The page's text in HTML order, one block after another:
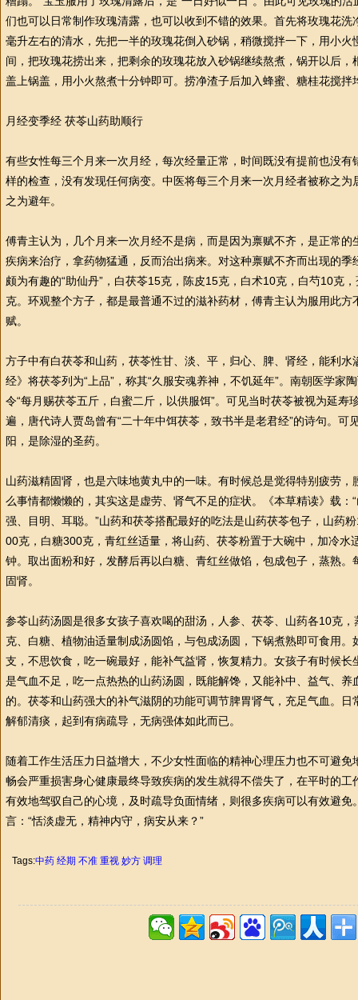
们也可以日常制作玫瑰清露，也可以收到不错的效果。首先将玫瑰花
毫升左右的清水，先把一半的玫瑰花倒入砂锅，稍微搅拌一下，用小火
间，把玫瑰花捞出来，把剩余的玫瑰花放入砂锅继续熬煮，锅开以后
盖上锅盖，用小火熬煮十分钟即可。捞净渣子后加入蜂蜜、糖桂花搅拌
月经变季经 茯苓山药助顺行
有些女性每三个月来一次月经，每次经量正常，时间既没有提前也没有
样的检查，没有发现任何病变。 中医将每三个月来一次月经者被称之为
之为避年。
傅青主认为，几个月来一次月经不是病，而是因为禀赋不齐，是正常的
疾病来治疗 ，拿药物猛通，反而治出病来。对这种禀赋不齐而出现的
颇为有趣的“助仙丹”，白茯苓15克，陈皮15克，白术10克，白芍10克
克。环观整个方子，都是最普通不过的滋补药材，傅青主认为服用此方
赋。
方子中有白茯苓和山药，茯苓性甘、淡、平，归心、脾、肾经，能利水
经》将茯苓列为“上品”，称其“久服安魂养神，不饥延年”。南朝医学家
令“每月赐茯苓五斤，白蜜二斤，以供服饵”。可见当时茯苓被视为延寿
遍，唐代诗人贾岛曾有“二十年中饵茯苓，致书半是老君经”的诗句。可
阳，是除湿的圣药。
山药滋精固肾，也是六味地黄丸中的一味。有时候总是觉得特别疲劳
么事情都懒懒的，其实这是虚劳、肾气不足的症状。《本草精读》载：
强、目明、耳聪。”山药和茯苓搭配最好的吃法是山药茯苓包子，山药
00克，白糖300克，青红丝适量，将山药、茯苓粉置于大碗中，加冷水
钟。取出面粉和好，发酵后再以白糖、青红丝做馅，包成包子，蒸熟。
固肾。
参苓山药汤圆是很多女孩子喜欢喝的甜汤，人参、茯苓、山药各10克
克、白糖、植物油适量制成汤圆馅，与包成汤圆，下锅煮熟即可食用。
支，不思饮食，吃一碗最好，能补气益肾，恢复精力。女孩子有时候长
是气血不足，吃一点热热的山药汤圆，既能解馋，又能补中、益气、养
的。茯苓和山药强大的补气滋阴的功能可调节脾胃肾气，充足气血。
解郁清痰，起到有病疏导，无病强体如此而已。
随着工作生活压力日益增大，不少女性面临的精神心理压力也不可避免
畅会严重损害身心健康最终导致疾病的发生就得不偿失了，在平时的工
有效地驾驭自己的心境，及时疏导负面情绪，则很多疾病可以有效避免
言：“恬淡虚无，精神内守，病安从来？”
Tags:中药 经期 不准 重视 妙方 调理